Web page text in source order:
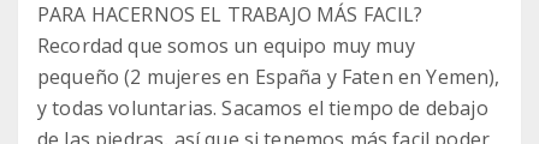
PARA HACERNOS EL TRABAJO MÁS FACIL?
Recordad que somos un equipo muy muy
pequeño (2 mujeres en España y Faten en Yemen),
y todas voluntarias. Sacamos el tiempo de debajo